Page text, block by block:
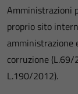
Amministrazioni
proprio sito
amministrazione
corruzione
L.190/2012).